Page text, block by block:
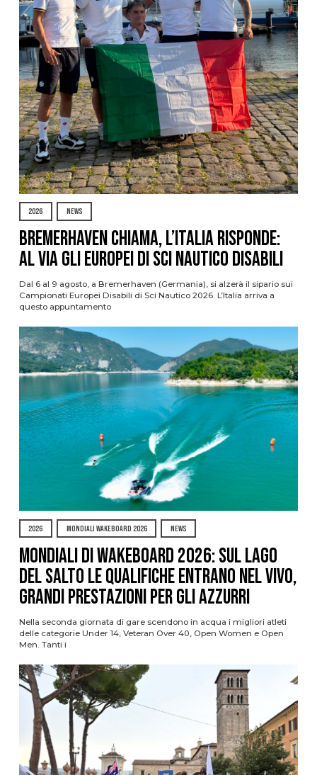
2026 NEWS
Bremerhaven chiama, l’Italia risponde:
al via gli Europei di Sci Nautico Disabili
Dal 6 al 9 agosto, a Bremerhaven (Germania), si alzerà il sipario sui
Campionati Europei Disabili di Sci Nautico 2026. L’Italia arriva a
questo appuntamento
2026 MONDIALI WAKEBOARD 2026 NEWS
Mondiali di Wakeboard 2026: sul Lago
del Salto le qualifiche entrano nel vivo,
grandi prestazioni per gli azzurri
Nella seconda giornata di gare scendono in acqua i migliori atleti
delle categorie Under 14, Veteran Over 40, Open Women e Open
Men. Tanti i